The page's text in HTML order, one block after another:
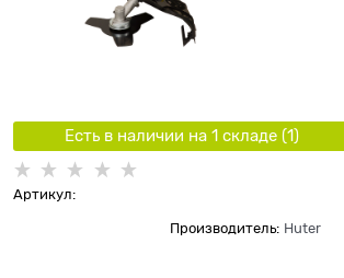
Есть в наличии на 1 складe (1)
Артикул:
Производитель: Huter